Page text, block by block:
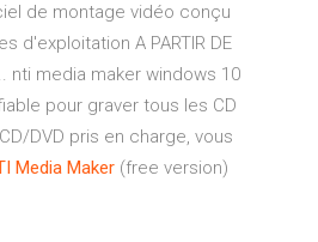
de montage vidéo conçu
d'exploitation A PARTIR DE
nti media maker windows 10
pour graver tous les CD
DVD pris en charge, vous
Media Maker (free version)